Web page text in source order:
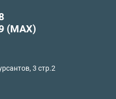
(MAX)
3 стр.2